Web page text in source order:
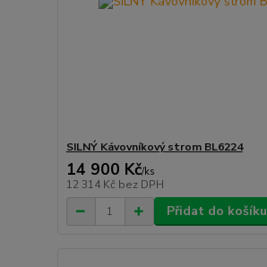
SILNÝ Kávovníkový strom BL6224
14 900 Kč/ks
12 314 Kč bez DPH
Přidat do košíku